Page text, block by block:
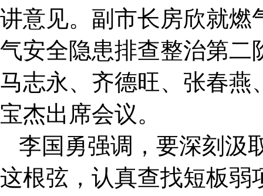
讲意见。副市长房欣就燃
气安全隐患排查整治第二
马志永、齐德旺、张春燕
宝杰出席会议。
李国勇强调，要深刻汲
这根弦，认真查找短板弱